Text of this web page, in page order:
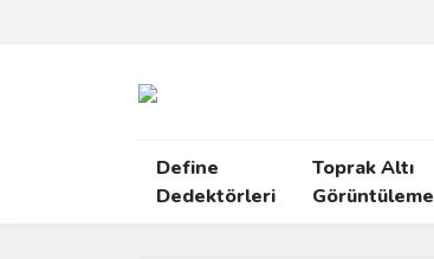
Define
Dedektörleri
Toprak Altı
Görüntüleme